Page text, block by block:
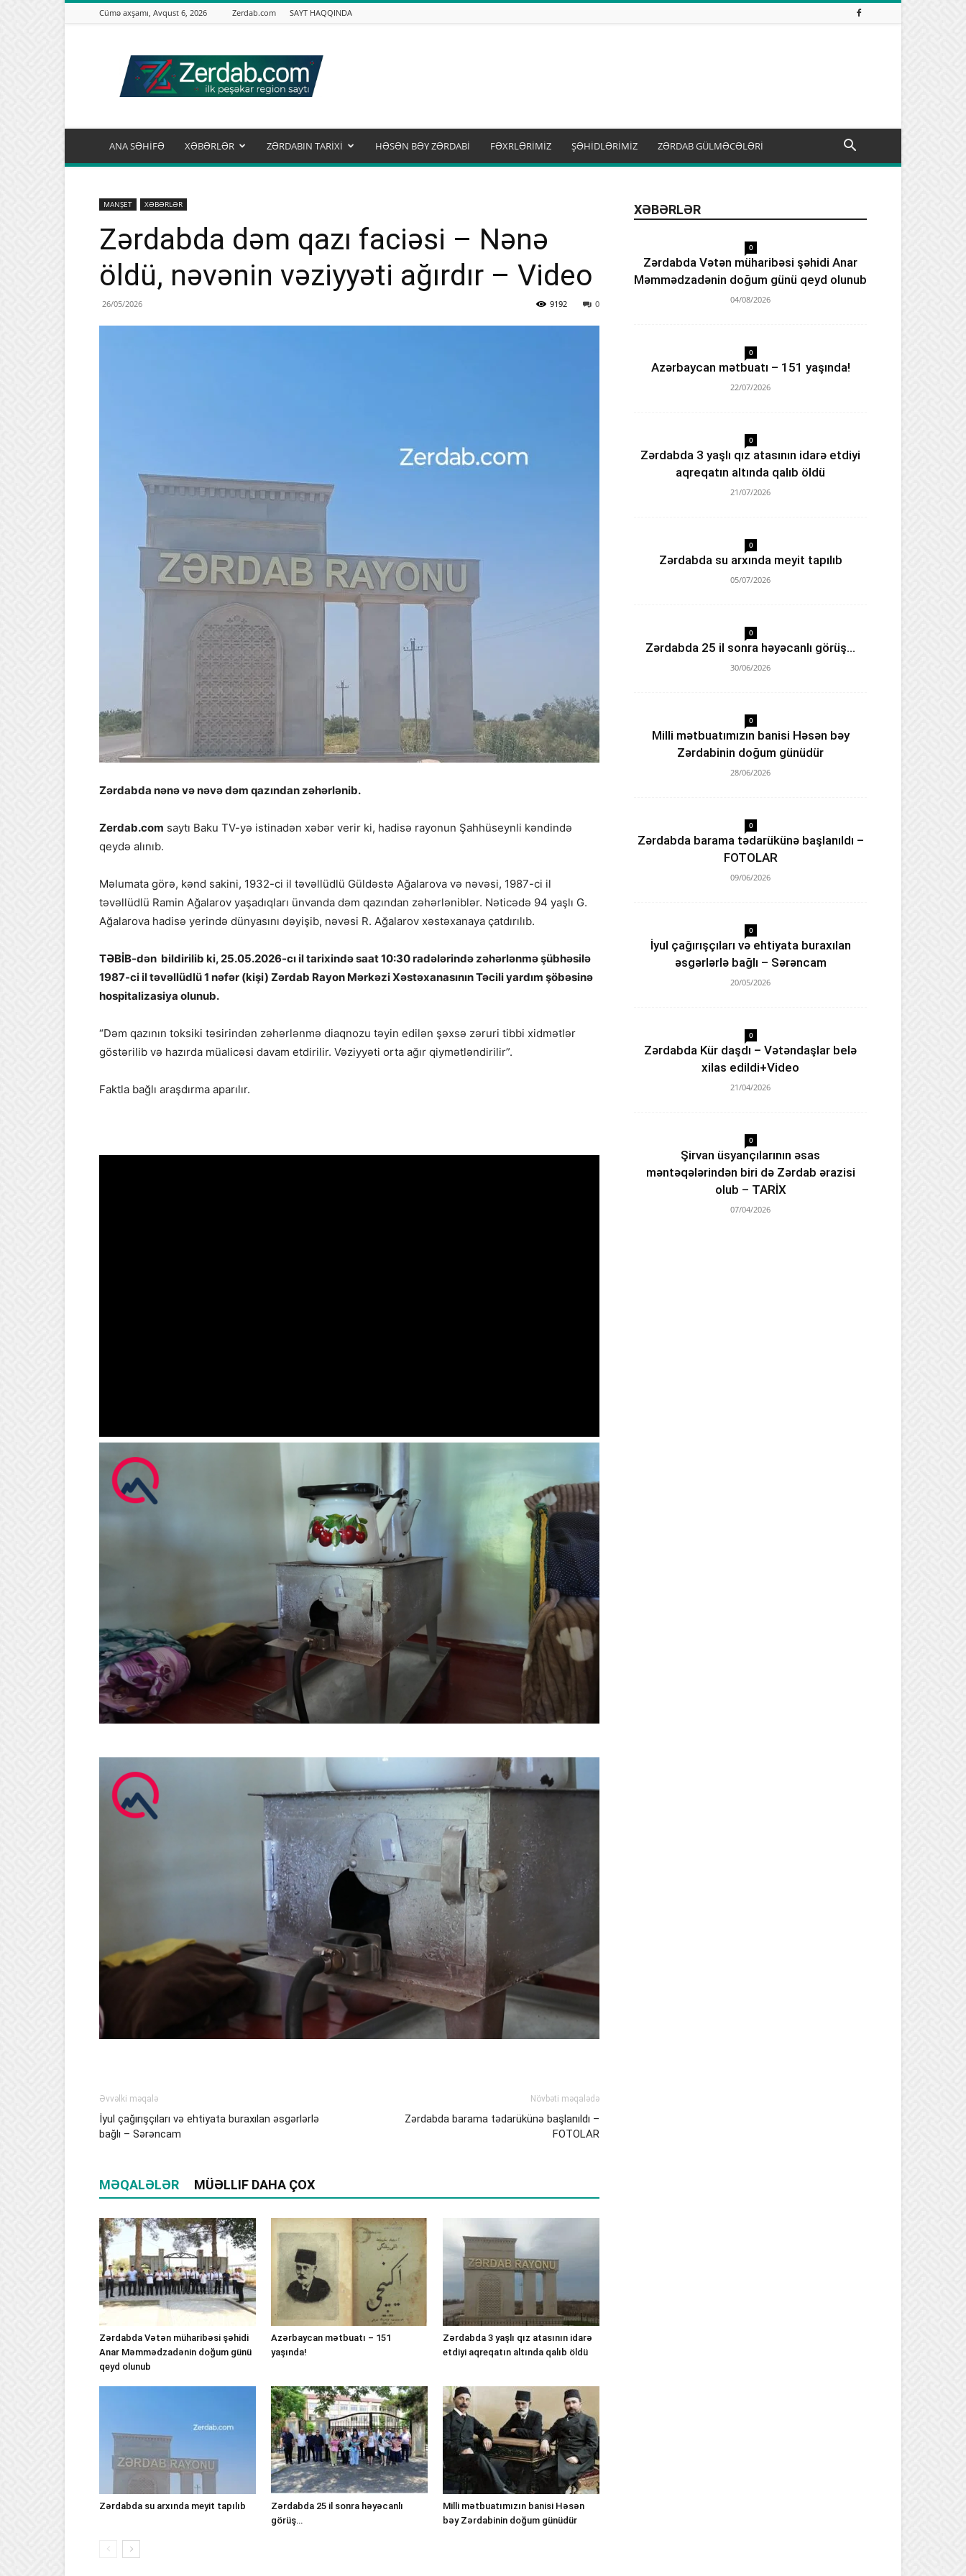
Cümə axşamı, Avqust 6, 2026 Zerdab.com SAYT HAQQINDA
ANA SƏHİFƏ XƏBƏRLƏR ZƏRDABIN TARİXİ HƏSƏN BƏY ZƏRDABİ FƏXRLƏRİMİZ ŞƏHİDLƏRİMİZ ZƏRDAB GÜLMƏCƏLƏRİ
MANŞET XƏBƏRLƏR
Zərdabda dəm qazı faciəsi – Nənə
öldü, nəvənin vəziyyəti ağırdır – Video
26/05/2026 0
9192
Zərdabda nənə və nəvə dəm qazından zəhərlənib.
Zerdab.com saytı Baku TV-yə istinadən xəbər verir ki, hadisə rayonun Şahhüseynli kəndində
qeydə alınıb.
Məlumata görə, kənd sakini, 1932-ci il təvəllüdlü Güldəstə Ağalarova və nəvəsi, 1987-ci il
təvəllüdlü Ramin Ağalarov yaşadıqları ünvanda dəm qazından zəhərləniblər. Nəticədə 94 yaşlı G.
Ağalarova hadisə yerində dünyasını dəyişib, nəvəsi R. Ağalarov xəstəxanaya çatdırılıb.
TƏBİB-dən bildirilib ki, 25.05.2026-cı il tarixində saat 10:30 radələrində zəhərlənmə şübhəsilə
1987-ci il təvəllüdlü 1 nəfər (kişi) Zərdab Rayon Mərkəzi Xəstəxanasının Təcili yardım şöbəsinə
hospitalizasiya olunub.
“Dəm qazının toksiki təsirindən zəhərlənmə diaqnozu təyin edilən şəxsə zəruri tibbi xidmətlər
göstərilib və hazırda müalicəsi davam etdirilir. Vəziyyəti orta ağır qiymətləndirilir”.
Faktla bağlı araşdırma aparılır.
Əvvəlki məqalə
İyul çağırışçıları və ehtiyata buraxılan əsgərlərlə
bağlı – Sərəncam
Növbəti məqalədə
Zərdabda barama tədarükünə başlanıldı –
FOTOLAR
MƏQALƏLƏR MÜƏLLIF DAHA ÇOX
Zərdabda Vətən müharibəsi şəhidi
Anar Məmmədzadənin doğum günü
qeyd olunub
Azərbaycan mətbuatı – 151
yaşında!
Zərdabda 3 yaşlı qız atasının idarə
etdiyi aqreqatın altında qalıb öldü
Zərdabda su arxında meyit tapılıb
Zərdabda 25 il sonra həyəcanlı
görüş…
Milli mətbuatımızın banisi Həsən
bəy Zərdabinin doğum günüdür
XƏBƏRLƏR
0
Zərdabda Vətən müharibəsi şəhidi Anar
Məmmədzadənin doğum günü qeyd olunub
04/08/2026
0
Azərbaycan mətbuatı – 151 yaşında!
22/07/2026
0
Zərdabda 3 yaşlı qız atasının idarə etdiyi
aqreqatın altında qalıb öldü
21/07/2026
0
Zərdabda su arxında meyit tapılıb
05/07/2026
0
Zərdabda 25 il sonra həyəcanlı görüş…
30/06/2026
0
Milli mətbuatımızın banisi Həsən bəy
Zərdabinin doğum günüdür
28/06/2026
0
Zərdabda barama tədarükünə başlanıldı –
FOTOLAR
09/06/2026
0
İyul çağırışçıları və ehtiyata buraxılan
əsgərlərlə bağlı – Sərəncam
20/05/2026
0
Zərdabda Kür daşdı – Vətəndaşlar belə
xilas edildi+Video
21/04/2026
0
Şirvan üsyançılarının əsas
məntəqələrindən biri də Zərdab ərazisi
olub – TARİX
07/04/2026